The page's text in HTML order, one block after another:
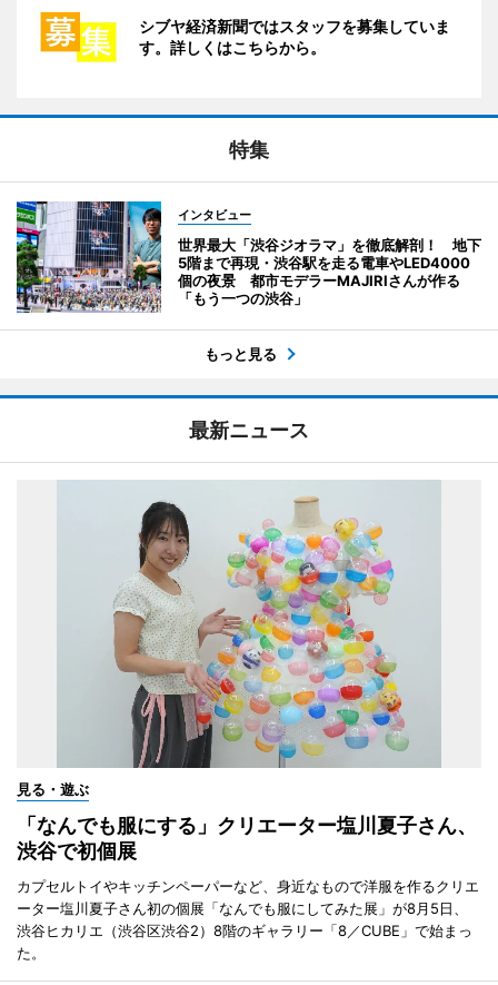
シブヤ経済新聞ではスタッフを募集していま
す。詳しくはこちらから。
特集
インタビュー
世界最大「渋谷ジオラマ」を徹底解剖！ 地下
5階まで再現・渋谷駅を走る電車やLED4000
個の夜景 都市モデラーMAJIRIさんが作る
「もう一つの渋谷」
もっと見る
最新ニュース
見る・遊ぶ
「なんでも服にする」クリエーター塩川夏子さん、
渋谷で初個展
カプセルトイやキッチンペーパーなど、身近なもので洋服を作るクリエ
ーター塩川夏子さん初の個展「なんでも服にしてみた展」が8月5日、
渋谷ヒカリエ（渋谷区渋谷2）8階のギャラリー「8／CUBE」で始まっ
た。